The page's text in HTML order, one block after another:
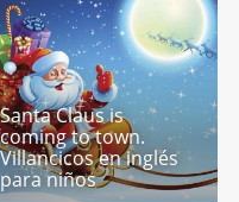
Santa Claus is
coming to town.
Villancicos en inglés
para niños